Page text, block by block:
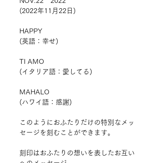
(2022年11月22日)
HAPPY
(英語：幸せ)
TI AMO
(イタリア語：愛してる)
MAHALO
(ハワイ語：感謝)
このようにおふたりだけの特別なメッ
セージを刻むことができます。
刻印はおふたりの想いを表したお互い